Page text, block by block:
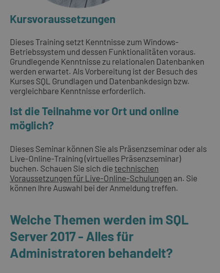
Kursvoraussetzungen
Dieses Training setzt Kenntnisse zum Windows-
Betriebssystem und dessen Funktionalitäten voraus.
Grundlegende Kenntnisse zu relationalen Datenbanken
werden erwartet. Als Vorbereitung ist der Besuch des
Kurses SQL Grundlagen und Datenbankdesign bzw.
vergleichbare Kenntnisse erforderlich.
Ist die Teilnahme vor Ort und online
möglich?
Dieses Seminar können Sie als Präsenzseminar oder als
Live-Online-Training (virtuelles Präsenzseminar)
buchen. Schauen Sie sich die technischen
Voraussetzungen für Live-Online-Schulungen an. Sie
können Ihre Auswahl bei der Anmeldung treffen.
Welche Themen werden im SQL
Server 2017 - Alles für
Administratoren behandelt?